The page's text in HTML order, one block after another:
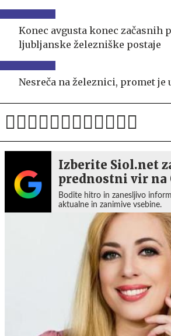
Konec avgusta konec začasnih
ljubljanske železniške postaje
Nesreča na železnici, promet je
Izberite Siol.net
prednostni vir na
Bodite hitro in zanesljivo
aktualne in zanimive vsebine.